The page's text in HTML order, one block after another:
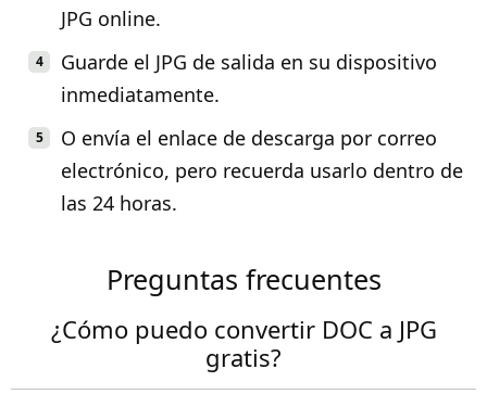
JPG online.
Guarde el JPG de salida en su dispositivo
inmediatamente.
O envía el enlace de descarga por correo
electrónico, pero recuerda usarlo dentro de
las 24 horas.
Preguntas frecuentes
¿Cómo puedo convertir DOC a JPG
gratis?